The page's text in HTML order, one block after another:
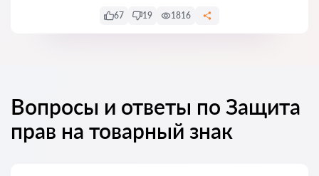
67 19 1816
Вопросы и ответы по Защита
прав на товарный знак